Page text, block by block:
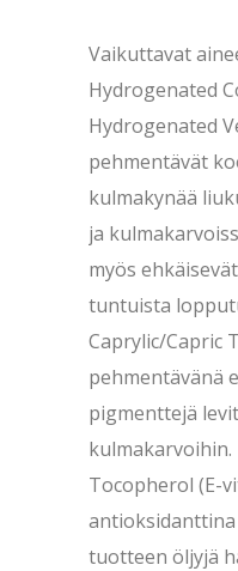
Vaikuttavat
Hydrogenated
Hydrogenated
pehmentävät
kulmakynää
ja
myös
tuntuista
Caprylic/Capric
pehmentävänä
pigmenttejä
kulmakarvoihin.
Tocopherol (E-
tuotteen öljyjä